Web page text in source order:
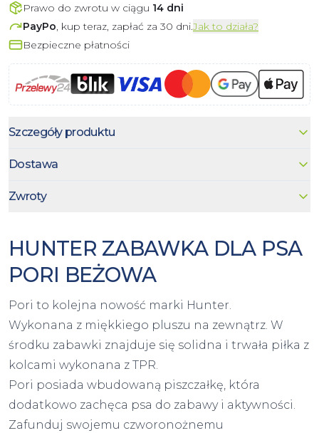
Prawo do zwrotu w ciągu 14 dni
PayPo, kup teraz, zapłać za 30 dni.Jak to działa?
Bezpieczne płatności
Szczegóły produktu
Dostawa
Zwroty
HUNTER ZABAWKA DLA PSA
PORI BEŻOWA
Pori to kolejna nowość marki Hunter.
Wykonana z miękkiego pluszu na zewnątrz. W
środku zabawki znajduje się solidna i trwała piłka z
kolcami wykonana z TPR.
Pori posiada wbudowaną piszczałkę, która
dodatkowo zachęca psa do zabawy i aktywności.
Zafunduj swojemu czworonożnemu